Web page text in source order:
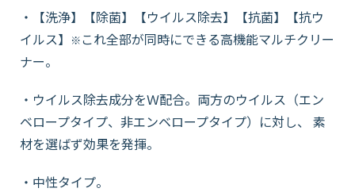
・【洗浄】【除菌】【ウイルス除去】【抗菌】【抗ウ
イルス】
※ これ全部が同時にできる高機能マルチクリー
ナー。
・ウイルス除去成分をＷ配合。両方のウイルス（エン
ベロープタイプ、非エンベロープタイプ）に対し、 素
材を選ばず効果を発揮。
・中性タイプ。